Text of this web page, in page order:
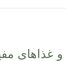
و غذاهای